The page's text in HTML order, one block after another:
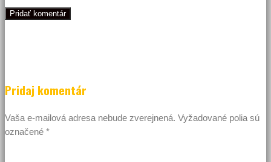
Pridaj komentár
Vaša e-mailová adresa nebude zverejnená. Vyžadované polia sú
označené *